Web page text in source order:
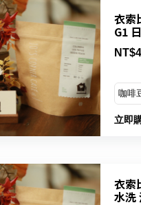
衣索
G1
立即
衣索
水洗